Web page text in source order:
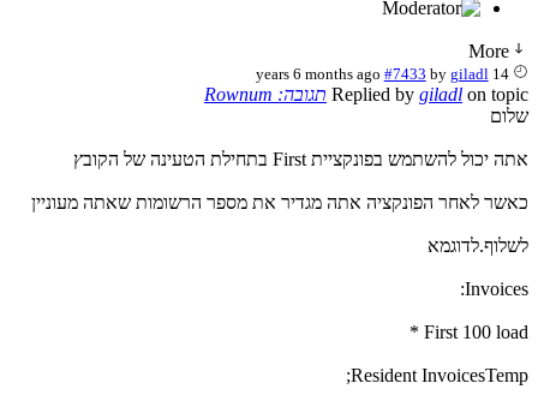
More
14 years 6 months ago
#7433 by giladl
Replied by giladl on topic
תגובה: Rownum
שלום
אתה יכול להשתמש בפונקציית First בתחילת הטעינה של הקובץ
כאשר לאחר הפונקציה אתה מגדיר את מספר הרשומות שאתה מעוניין
לשלוף.לדוגמא
Invoices:
First 100 load *
Resident InvoicesTemp;